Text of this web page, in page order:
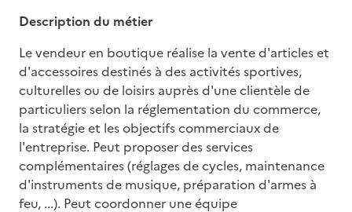
Description du métier
Le vendeur en boutique réalise la vente d'articles et
d'accessoires destinés à des activités sportives,
culturelles ou de loisirs auprès d'une clientèle de
particuliers selon la réglementation du commerce,
la stratégie et les objectifs commerciaux de
l'entreprise. Peut proposer des services
complémentaires (réglages de cycles, maintenance
d'instruments de musique, préparation d'armes à
feu, ...). Peut coordonner une équipe